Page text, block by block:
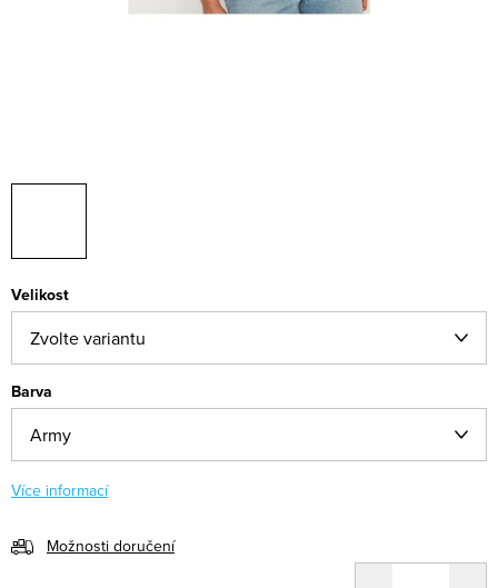
Velikost
Barva
Více informací
Možnosti doručení